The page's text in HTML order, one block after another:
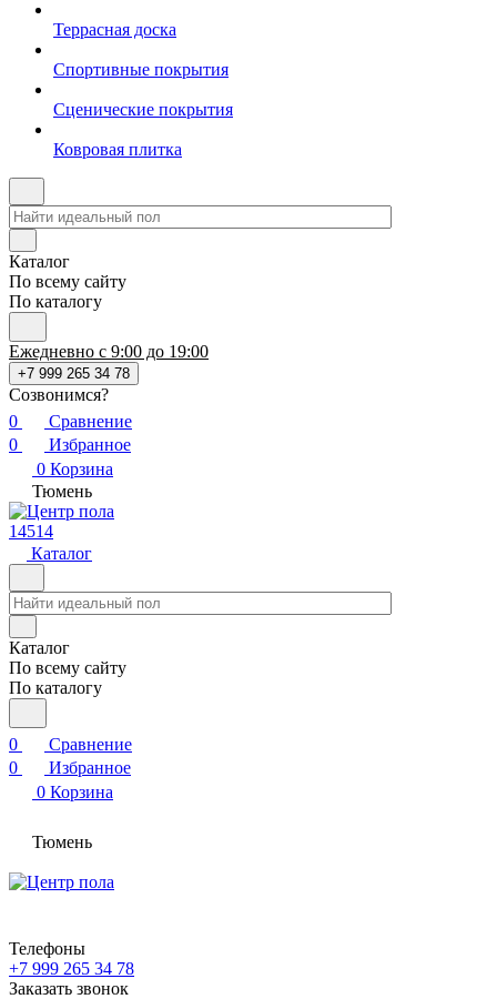
Террасная доска
Спортивные покрытия
Сценические покрытия
Ковровая плитка
Каталог
По всему сайту
По каталогу
Ежедневно с 9:00 до 19:00
+7 999 265 34 78
Созвонимся?
0
Сравнение
0
Избранное
0 Корзина
Тюмень
14514
Каталог
Каталог
По всему сайту
По каталогу
0
Сравнение
0
Избранное
0 Корзина
Тюмень
Телефоны
+7 999 265 34 78
Заказать звонок